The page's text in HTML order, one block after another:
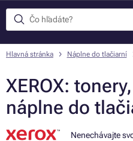
Hlavná stránka Náplne do tlačiarní
XEROX:
náplne do
Nenechávajte